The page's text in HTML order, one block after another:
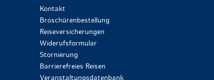
Kontakt
Broschürenbestellung
Reiseversicherungen
Widerufsformular
Stornierung
Barrierefreies Reisen
Veranstaltungsdatenbank